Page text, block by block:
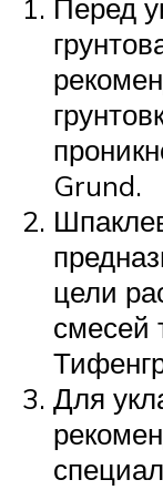
Перед
Grund.
цели
смесей
Для